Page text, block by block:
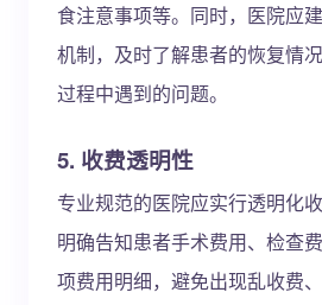
食注意事项等。同时，医院应
机制，及时了解患者的恢复情
过程中遇到的问题。
5. 收费透明性
专业规范的医院应实行透明化
明确告知患者手术费用、检查
项费用明细，避免出现乱收费